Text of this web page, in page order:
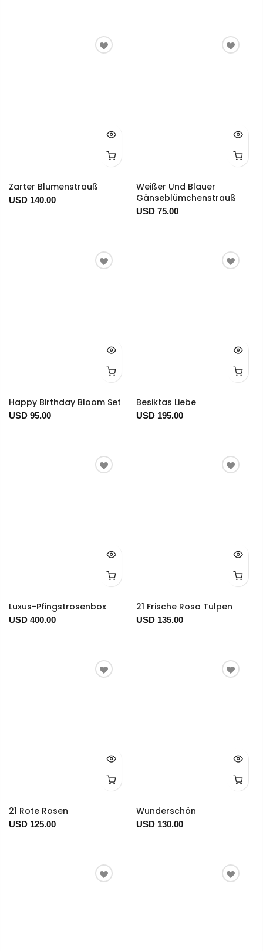
Zarter Blumenstrauß
USD 140.00
Weißer Und Blauer
Gänseblümchenstrauß
USD 75.00
Happy Birthday Bloom Set
USD 95.00
Besiktas Liebe
USD 195.00
Luxus-Pfingstrosenbox
USD 400.00
21 Frische Rosa Tulpen
USD 135.00
21 Rote Rosen
USD 125.00
Wunderschön
USD 130.00